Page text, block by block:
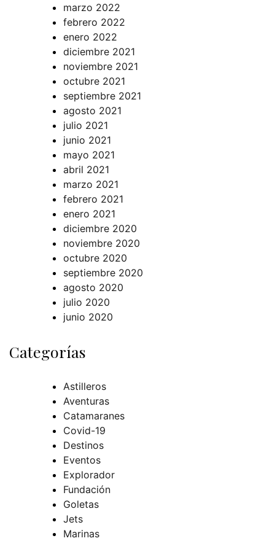
marzo 2022
febrero 2022
enero 2022
diciembre 2021
noviembre 2021
octubre 2021
septiembre 2021
agosto 2021
julio 2021
junio 2021
mayo 2021
abril 2021
marzo 2021
febrero 2021
enero 2021
diciembre 2020
noviembre 2020
octubre 2020
septiembre 2020
agosto 2020
julio 2020
junio 2020
Categorías
Astilleros
Aventuras
Catamaranes
Covid-19
Destinos
Eventos
Explorador
Fundación
Goletas
Jets
Marinas